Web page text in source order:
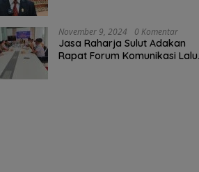
November 9, 2024 0 Komentar
Jasa Raharja Sulut Adakan
Rapat Forum Komunikasi Lalu